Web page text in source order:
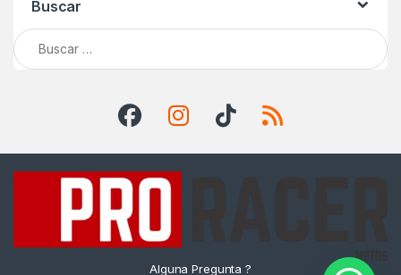
Buscar
Buscar:
Alguna Pregunta ?